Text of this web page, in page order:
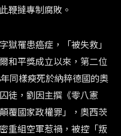
鞭撻專制腐敗。
獄罹患癌症，「被失救」
和平獎成立以來，第二位
同樣瘐死於納粹德國的奧
徒，劉因主撰《零八憲
覆國家政權罪」，奧西茨
重組空軍惹禍，被控「叛